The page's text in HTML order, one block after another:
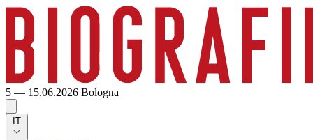
5 — 15.06.2026 Bologna
IT